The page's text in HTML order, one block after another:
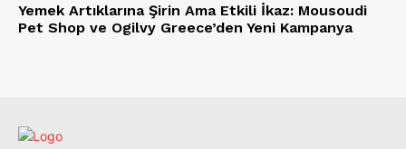
Yemek Artıklarına Şirin Ama Etkili İkaz: Mousoudi
Pet Shop ve Ogilvy Greece’den Yeni Kampanya